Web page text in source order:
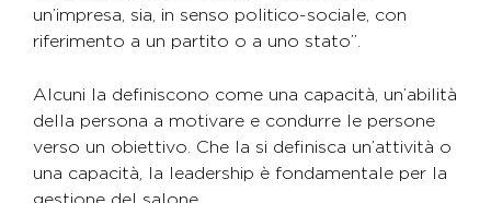
un’impresa, sia, in senso politico-sociale, con
riferimento a un partito o a uno stato”.
Alcuni la definiscono come una capacità, un’abilità
della persona a motivare e condurre le persone
verso un obiettivo. Che la si definisca un’attività o
una capacità, la leadership è fondamentale per la
gestione del salone.